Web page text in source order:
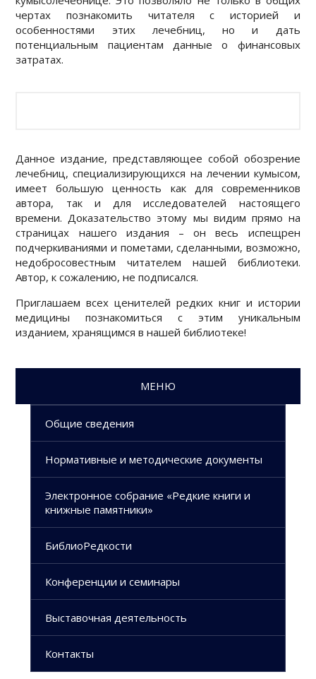
чертах познакомить читателя с историей и
особенностями этих лечебниц, но и дать
потенциальным пациентам данные о финансовых
затратах.
Данное издание, представляющее собой обозрение
лечебниц, специализирующихся на лечении кумысом,
имеет большую ценность как для современников
автора, так и для исследователей настоящего
времени. Доказательство этому мы видим прямо на
страницах нашего издания – он весь испещрен
подчеркиваниями и пометами, сделанными, возможно,
недобросовестным читателем нашей библиотеки.
Автор, к сожалению, не подписался.
Приглашаем всех ценителей редких книг и истории
медицины познакомиться с этим уникальным
изданием, хранящимся в нашей библиотеке!
МЕНЮ
Общие сведения
Нормативные и методические документы
Электронное собрание «Редкие книги и
книжные памятники»
БиблиоРедкости
Конференции и семинары
Выставочная деятельность
Контакты